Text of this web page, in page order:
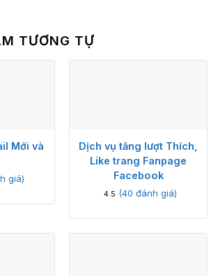
TƯƠNG TỰ
Mới và
giá)
Dịch vụ tăng lượt Thích,
Like trang Fanpage
Facebook
4.5 (40 đánh giá)